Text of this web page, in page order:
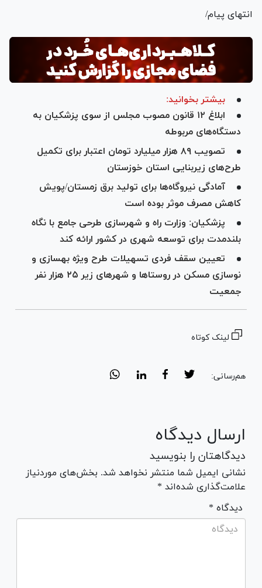
انتهای پیام/
بیشتر بخوانید:
ابلاغ ۱۲ قانون مصوب مجلس از سوی پزشکیان به
دستگاه‌های مربوطه
تصویب ۸۹ هزار میلیارد تومان اعتبار برای تکمیل
طرح‌های زیربنایی استان خوزستان
آمادگی نیروگاه‌ها برای تولید برق زمستان/پویش
کاهش مصرف موثر بوده است
پزشکیان: وزارت راه و شهرسازی طرحی جامع با نگاه
بلندمدت برای توسعه شهری در کشور ارائه کند
تعیین سقف فردی تسهیلات طرح ویژه بهسازی و
نوسازی مسکن در روستا‌ها و شهر‌های زیر ۲۵ هزار نفر
جمعیت
لینک کوتاه
هم‌رسانی:
ارسال دیدگاه
دیدگاهتان را بنویسید
نشانی ایمیل شما منتشر نخواهد شد. بخش‌های موردنیاز
علامت‌گذاری شده‌اند *
* دیدگاه